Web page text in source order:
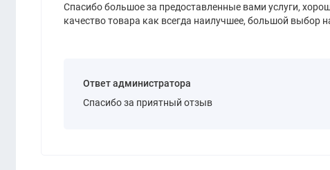
Спасибо большое за предоставленные вами услуги,
качество товара как всегда наилучшее, большой выбор
Ответ администратора
Спасибо за приятный отзыв